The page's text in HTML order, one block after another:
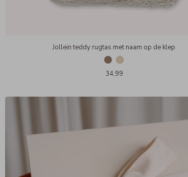
Jollein teddy rugtas met naam op de klep
34,99